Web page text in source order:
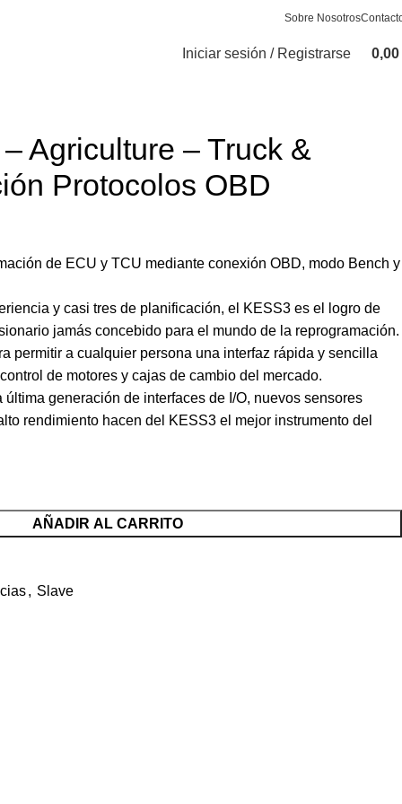
Sobre Nosotros
Iniciar sesión / Registrarse
0,00
Agriculture – Truck &
Protocolos OBD
de ECU y TCU mediante conexión OBD, modo Bench y
y casi tres de planificación, el KESS3 es el logro de
jamás concebido para el mundo de la reprogramación.
permitir a cualquier persona una interfaz rápida y sencilla
de motores y cajas de cambio del mercado.
generación de interfaces de I/O, nuevos sensores
rendimiento hacen del KESS3 el mejor instrumento del
AÑADIR AL CARRITO
, Slave